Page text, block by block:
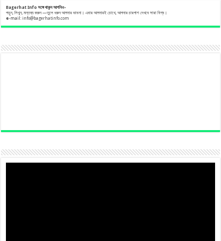
Bagerhat Info সঙ্গেথাকুনআপনিও-
পড়ুন, লিখুন, মন্তব্য করুন —তুলে ধরুন আপনার ভাবনা। এবার আপনারই চোখে, আপনার চারপাশ দেখবে সারা বিশ্ব।
e-mail:info@bagerhatinfo.com